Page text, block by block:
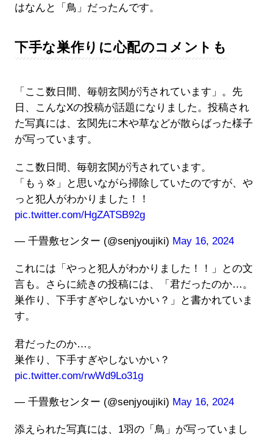
はなんと「鳥」だったんです。
下手な巣作りに心配のコメントも
「ここ数日間、毎朝玄関が汚されています」。先
日、こんなXの投稿が話題になりました。投稿され
た写真には、玄関先に木や草などが散らばった様子
が写っています。
ここ数日間、毎朝玄関が汚されています。
「もぅ💢」と思いながら掃除していたのですが、や
っと犯人がわかりました！！
pic.twitter.com/HgZATSB92g
— 千畳敷センター (@senjyoujiki) May 16, 2024
これには「やっと犯人がわかりました！！」との文
言も。さらに続きの投稿には、「君だったのか…。
巣作り、下手すぎやしないかい？」と書かれていま
す。
君だったのか…。
巣作り、下手すぎやしないかい？
pic.twitter.com/rwWd9Lo31g
— 千畳敷センター (@senjyoujiki) May 16, 2024
添えられた写真には、1羽の「鳥」が写っていまし